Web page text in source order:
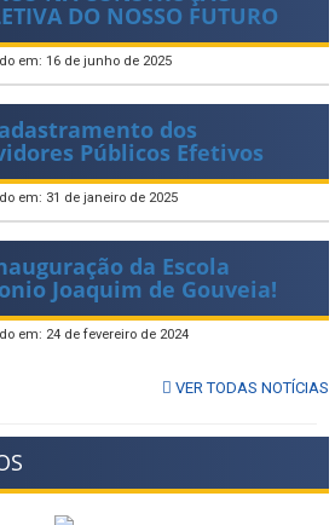
DO NOSSO FUTURO
em: 16 de junho de 2025
dos
Públicos Efetivos
em: 31 de janeiro de 2025
da Escola
Joaquim de Gouveia!
em: 24 de fevereiro de 2024
VER TODAS NOTÍCIAS